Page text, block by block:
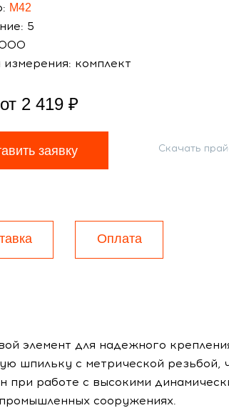
М42
5
комплект
2 419₽
заявку Скачать
Оплата
элемент для надежного
шпильку с метрической резьбой,
работе с высокими
сооружениях.